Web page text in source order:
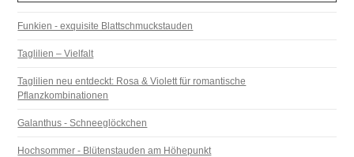
Funkien - exquisite Blattschmuckstauden
Taglilien – Vielfalt
Taglilien neu entdeckt: Rosa & Violett für romantische
Pflanzkombinationen
Galanthus - Schneeglöckchen
Hochsommer - Blütenstauden am Höhepunkt